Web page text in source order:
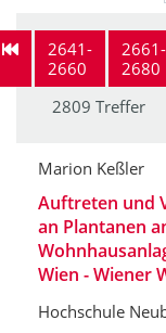
2641-
2660
2661-
2680
2809 Treffer
Marion Keßler
Auftreten und
an Plantanen
Wien - Wiener
Hochschule